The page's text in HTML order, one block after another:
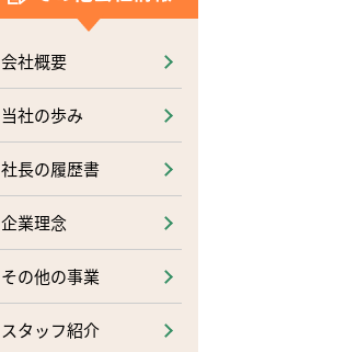
会社概要
当社の歩み
社長の履歴書
企業理念
その他の事業
スタッフ紹介